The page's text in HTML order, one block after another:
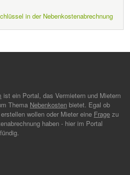
in der Nebenkostenabrechnung
ist ein Portal, das Vermietern und Mietern
Thema Nebenkosten bietet. Egal ob
wollen oder Mieter eine Frage zu
haben - hier im Portal